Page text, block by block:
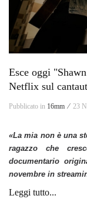
Esce oggi
Netflix sul
Pubblicato in 16mm ⁄ 23
«La mia non è una
ragazzo che
documentario
novembre in
Leggi tutto...